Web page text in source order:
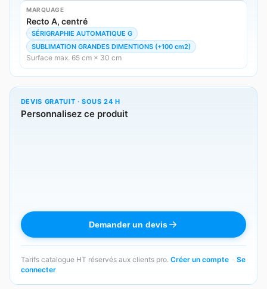
MARQUAGE
Recto A, centré
SÉRIGRAPHIE AUTOMATIQUE G
SUBLIMATION GRANDES DIMENTIONS (+100 cm2)
Surface max. 65 cm × 30 cm
DEVIS GRATUIT · SOUS 24 H
Personnalisez ce produit
Demander un devis
Tarifs catalogue HT réservés aux clients pro. Créer un compte · Se
connecter